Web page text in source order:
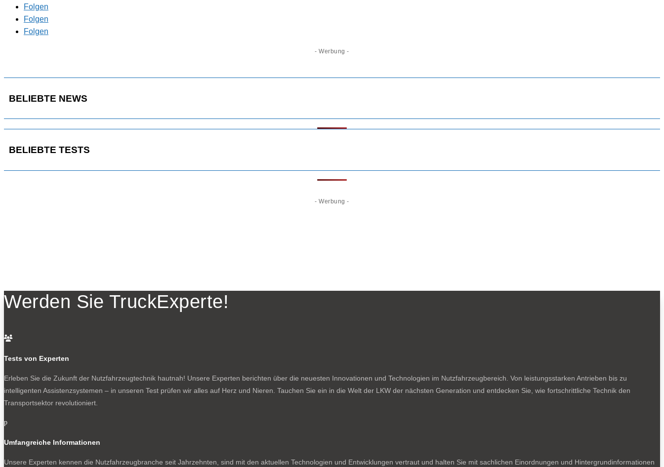
Folgen
Folgen
Folgen
- Werbung -
BELIEBTE NEWS
BELIEBTE TESTS
- Werbung -
Werden Sie TruckExperte!

Tests von Experten
Erleben Sie die Zukunft der Nutzfahrzeugtechnik hautnah! Unsere Experten berichten über die neuesten Innovationen und Technologien im Nutzfahrzeugbereich. Von leistungsstarken Antrieben bis zu
intelligenten Assistenzsystemen – in unseren Test prüfen wir alles auf Herz und Nieren. Tauchen Sie ein in die Welt der LKW der nächsten Generation und entdecken Sie, wie fortschrittliche Technik den
Transportsektor revolutioniert.
p
Umfangreiche Informationen
Unsere Experten kennen die Nutzfahrzeugbranche seit Jahrzehnten, sind mit den aktuellen Technologien und Entwicklungen vertraut und halten Sie mit sachlichen Einordnungen und Hintergrundinformationen